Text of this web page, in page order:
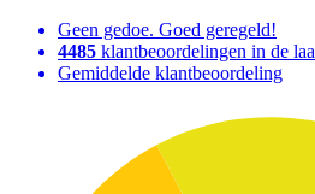
Geen gedoe. Goed geregeld!
4485 klantbeoordelingen in de
Gemiddelde klantbeoordeling